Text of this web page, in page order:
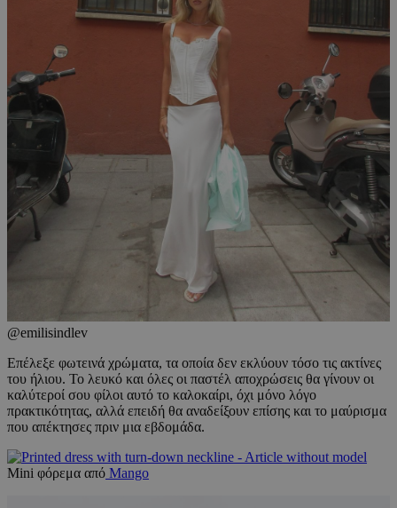
@emilisindlev
Επέλεξε φωτεινά χρώματα, τα οποία δεν εκλύουν τόσο τις ακτίνες
του ήλιου. Το λευκό και όλες οι παστέλ αποχρώσεις θα γίνουν οι
καλύτεροί σου φίλοι αυτό το καλοκαίρι, όχι μόνο λόγο
πρακτικότητας, αλλά επειδή θα αναδείξουν επίσης και το μαύρισμα
που απέκτησες πριν μια εβδομάδα.
Mini φόρεμα από Mango